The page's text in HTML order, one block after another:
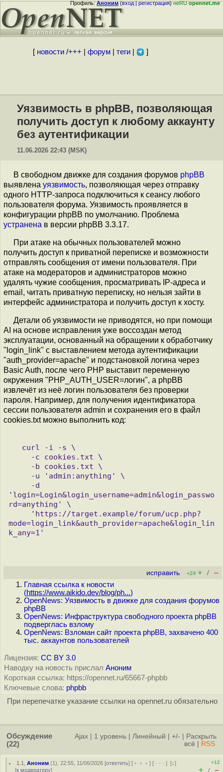
Профиль:Аноним(вход|регистрация)неRUopennet.me
[ новости/+++ форум| теги| ]
Уязвимость в phpBB, позволяющая
получить доступ к любому аккаунту
без аутентификации
11.06.2026 22:43 (MSK)
В свободном движке для создания форумов phpBB
выявлена уязвимость, позволяющая через отправку
одного HTTP-запроса подключиться к сеансу любого
пользователя форума. Уязвимость проявляется в
конфигурации phpBB по умолчанию. Проблема
устранена в версии phpBB 3.3.17.
При атаке на обычных пользователей можно
получить доступ к приватной переписке и возможности
отправлять сообщения от имени пользователя. При
атаке на модераторов и администраторов можно
удалять чужие сообщения, просматривать IP-адреса и
email, читать приватную переписку, но нельзя зайти в
интерфейс администратора и получить доступ к хосту.
Детали об уязвимости не приводятся, но при помощи
AI на основе исправления уже воссоздан метод
эксплуатации, основанный на обращении к обработчику
"login_link" с выставлением метода аутентификации
"auth_provider=apache" и подстановкой логина через
Basic Auth, после чего PHP выставит переменную
окружения "PHP_AUTH_USER=логин", а phpBB
извлечёт из неё логин пользователя без проверки
пароля. Например, для получения идентификатора
сессии пользователя admin и сохранения его в файл
cookies.txt можно выполнить код:
'login=Login&login_username=admin&login_passwo
rd=anything' \
mode=login_link&auth_provider=apache&login_lin
исправить +24 + / –
Главная ссылка к новости
(https://www.aikido.dev/blog/ph...)
OpenNews: Уязвимость в движке для создания форумов
phpBB
OpenNews: Инфраструктура свободного проекта phpBB
подверглась взлому
OpenNews: Взломан сайт проекта phpBB, захвачено 400
тыс. аккаунтов пользователей
Лицензия: CC BY 3.0
Наводку на новость прислал Аноним
Короткая ссылка: https://opennet.ru/65667-phpbb
Ключевые слова: phpbb
При перепечатке указание ссылки на opennet.ru обязательно
Обсуждение
(22)
Ajax 1 уровень Линейный +/-
Раскрыть
всё
RSS
1.1 ,Аноним (1), 22:55, 11/06/2026 [ответить] [ ﹢﹢﹢] [ · · ·][↓]
[к модератору]
+12
+ / –